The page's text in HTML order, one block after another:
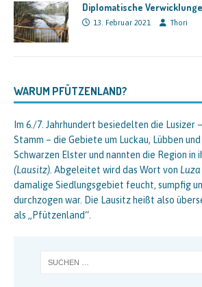
Diplomatische
13. Februar 2021 Thori
WARUM PFÜTZENLAND?
Im 6./7. Jahrhundert besiedelten die Lusizer
Stamm – die Gebiete um Luckau, Lübben
Schwarzen Elster und nannten die Region in
(Lausitz). Abgeleitet wird das Wort von
damalige Siedlungsgebiet feucht, sumpfig
durchzogen war. Die Lausitz heißt also
als „Pfützenland“.